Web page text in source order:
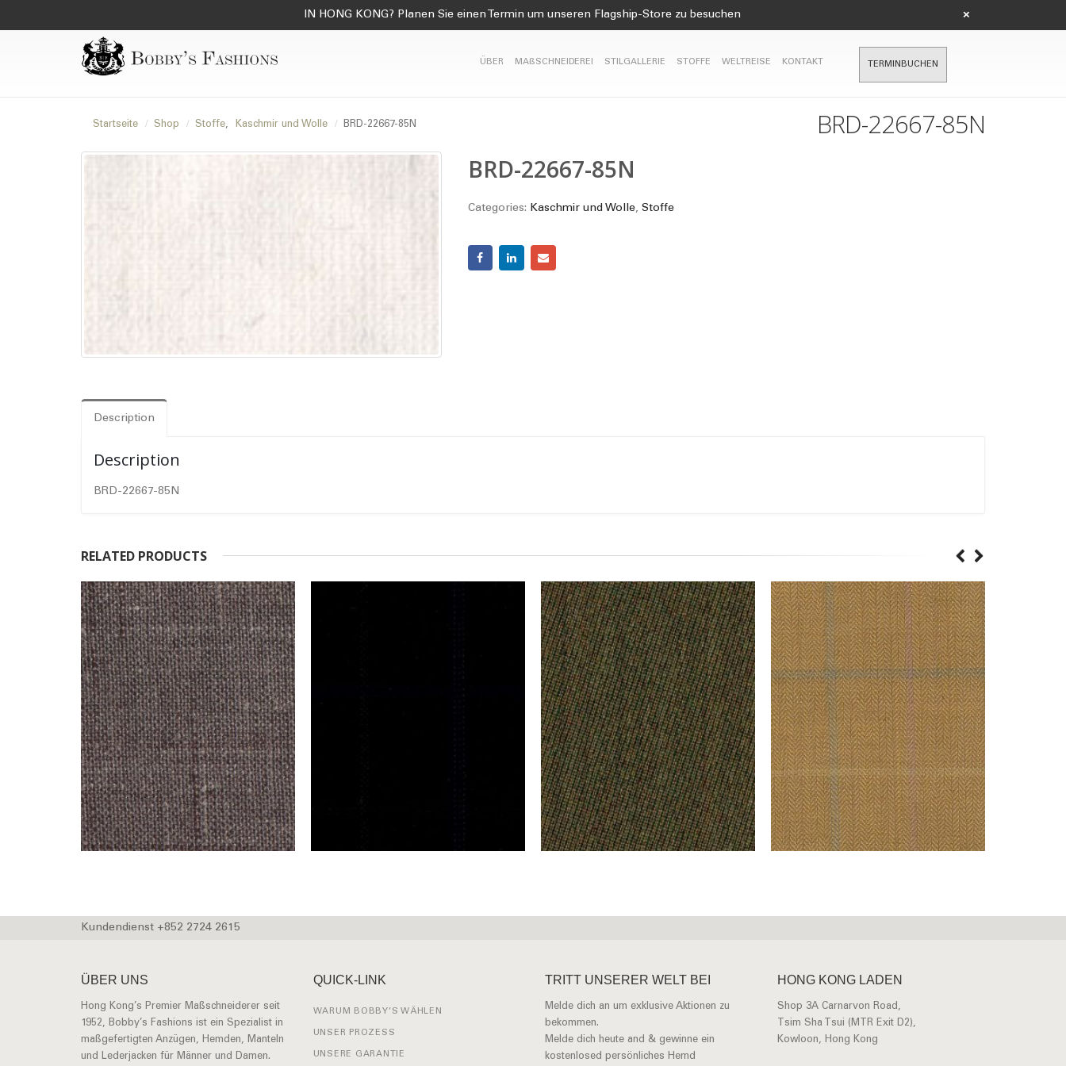
IN HONG KONG? Planen Sie einen Termin um unseren Flagship-Store zu besuchen ×
ÜBER MAßSCHNEIDEREI STILGALLERIE STOFFE WELTREISE KONTAKT TERMINBUCHEN
BRD-22667-85N
Startseite Shop Stoffe, Kaschmir und Wolle BRD-22667-85N
BRD-22667-85N
Categories: Kaschmir und Wolle, Stoffe
Description
Description
BRD-22667-85N
RELATED PRODUCTS
Kundendienst +852 2724 2615
ÜBER UNS
Hong Kong’s Premier Maßschneiderer seit
1952, Bobby’s Fashions ist ein Spezialist in
maßgefertigten Anzügen, Hemden, Manteln
und Lederjacken für Männer und Damen.
QUICK-LINK
WARUM BOBBY’S WÄHLEN
UNSER PROZESS
UNSERE GARANTIE
TRITT UNSERER WELT BEI
Melde dich an um exklusive Aktionen zu
bekommen.
Melde dich heute and & gewinne ein
kostenlosed persönliches Hemd
HONG KONG LADEN
Shop 3A Carnarvon Road,
Tsim Sha Tsui (MTR Exit D2),
Kowloon, Hong Kong